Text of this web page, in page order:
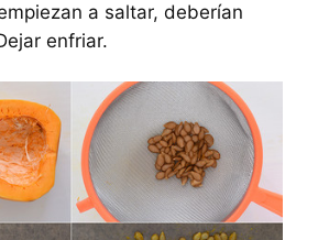
a saltar, deberían
enfriar.